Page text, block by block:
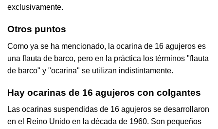
exclusivamente.
Otros puntos
Como ya se ha mencionado, la ocarina de 16 agujeros es
una flauta de barco, pero en la práctica los términos "flauta
de barco" y "ocarina" se utilizan indistintamente.
Hay ocarinas de 16 agujeros con colgantes
Las ocarinas suspendidas de 16 agujeros se desarrollaron
en el Reino Unido en la década de 1960. Son pequeños